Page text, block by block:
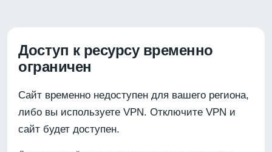
Доступ к ресурсу временно
ограничен
Сайт временно недоступен для вашего региона,
либо вы используете VPN. Отключите VPN и
сайт будет доступен.